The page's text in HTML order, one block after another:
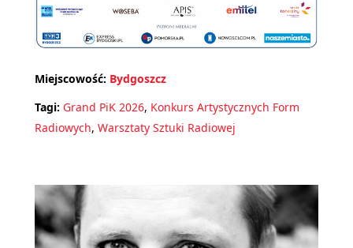
Miejscowość: Bydgoszcz
Tagi: Grand PiK 2026, Konkurs Artystycznych Form
Radiowych, Warsztaty Sztuki Radiowej